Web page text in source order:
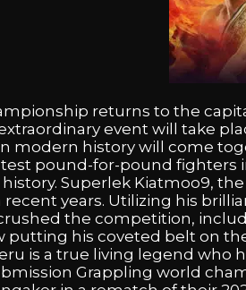
returns to the
event will take
modern history will come
pound-for-pound fighters
history. Superlek Kiatmoo9, the
recent years. Utilizing his
the competition,
putting his coveted belt on
is a true living legend who
Grappling world